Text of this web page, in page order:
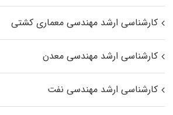
کارشناسی ارشد مهندسی معماری کشتی
کارشناسی ارشد مهندسی معدن
کارشناسی ارشد مهندسی نفت